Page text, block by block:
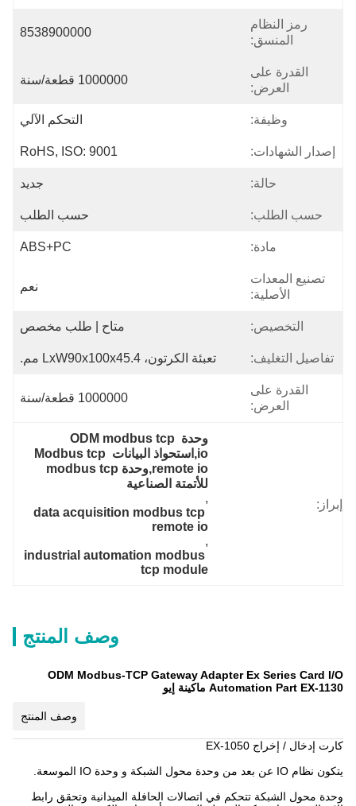
رمز النظام
المنسق:
8538900000
القدرة على
العرض:
1000000 قطعة/سنة
وظيفة: التحكم الآلي
إصدار الشهادات: RoHS, ISO: 9001
حالة: جديد
حسب الطلب: حسب الطلب
مادة: ABS+PC
تصنيع المعدات
الأصلية:
نعم
التخصيص: متاح | طلب مخصص
تفاصيل التغليف: تعبئة الكرتون، LxW90x100x45.4 مم.
القدرة على
العرض:
1000000 قطعة/سنة
إبراز:
وحدة ODM modbus tcp
io,استحواذ البيانات Modbus tcp
remote io,وحدة modbus tcp
للأتمتة الصناعية
,
data acquisition modbus tcp
remote io
,
industrial automation modbus
tcp module
وصف المنتج
ODM Modbus-TCP Gateway Adapter Ex Series Card I/O
Automation Part EX-1130 ماكينة إيو
وصف المنتج
كارت إدخال / إخراج EX-1050
يتكون نظام IO عن بعد من وحدة محول الشبكة و وحدة IO الموسعة.
وحدة محول الشبكة تتحكم في اتصالات الحافلة الميدانية وتحقق رابط